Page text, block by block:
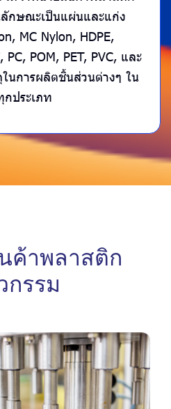
กษณะเป็นแผ่นและแก่ง
MC Nylon, HDPE,
PC, POM, PET, PVC, และ
ในการผลิตชิ้นส่วนต่างๆ ใน
กประเภท
ค้าพลาสติก
กรรม